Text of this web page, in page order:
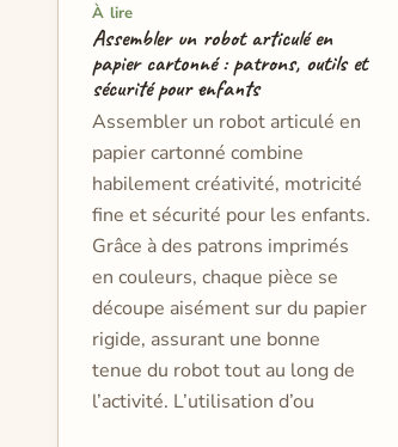
À lire
Assembler un robot articulé en
papier cartonné : patrons, outils et
sécurité pour enfants
Assembler un robot articulé en
papier cartonné combine
habilement créativité, motricité
fine et sécurité pour les enfants.
Grâce à des patrons imprimés
en couleurs, chaque pièce se
découpe aisément sur du papier
rigide, assurant une bonne
tenue du robot tout au long de
l’activité. L’utilisation d’ou